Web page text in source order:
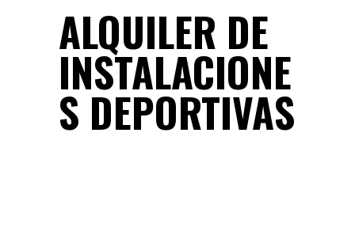
ALQUILER DE
INSTALACIONE
S DEPORTIVAS